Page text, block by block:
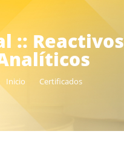
:: Reactivos
Inicio Certificados